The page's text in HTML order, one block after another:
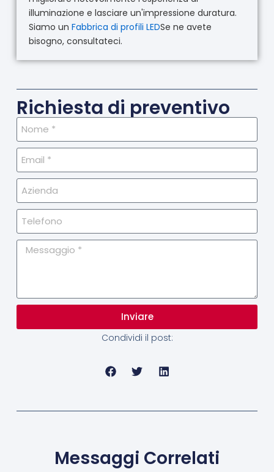
illuminazione e lasciare un'impressione duratura.
Siamo un Fabbrica di profili LEDSe ne avete
bisogno, consultateci.
Richiesta di preventivo
Inviare
Condividi il post:
Messaggi Correlati